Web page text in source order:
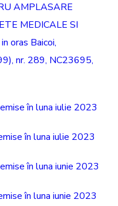
AMPLASARE
MEDICALE SI
oras Baicoi,
nr. 289, NC23695,
în luna iulie 2023
în luna iulie 2023
în luna iunie 2023
în luna iunie 2023